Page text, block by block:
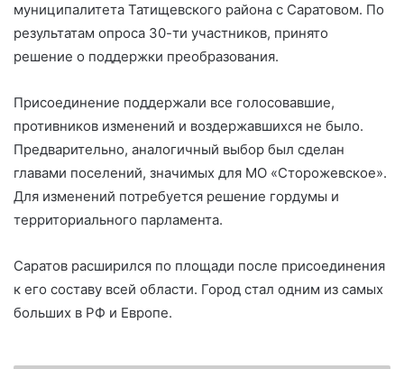
муниципалитета Татищевского района с Саратовом. По
результатам опроса 30-ти участников, принято
решение о поддержки преобразования.
Присоединение поддержали все голосовавшие,
противников изменений и воздержавшихся не было.
Предварительно, аналогичный выбор был сделан
главами поселений, значимых для МО «Сторожевское».
Для изменений потребуется решение гордумы и
территориального парламента.
Саратов расширился по площади после присоединения
к его составу всей области. Город стал одним из самых
больших в РФ и Европе.